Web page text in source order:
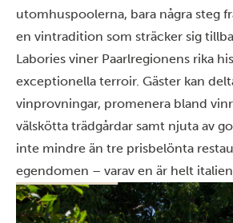
utomhuspoolerna, bara några steg
en vintradition som sträcker sig
Labories viner Paarlregionens rika
exceptionella terroir. Gäster kan
vinprovningar, promenera bland
välskötta trädgårdar samt njuta av
inte mindre än tre prisbelönta
egendomen – varav en är helt